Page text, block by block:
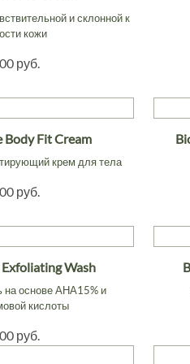
и склонной к
кожи
руб.
Body Fit Cream
крем для тела
руб.
Wash
основе АНА15% и
кислоты
руб.